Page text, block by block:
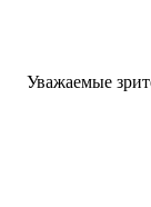
Ува­жае­мые